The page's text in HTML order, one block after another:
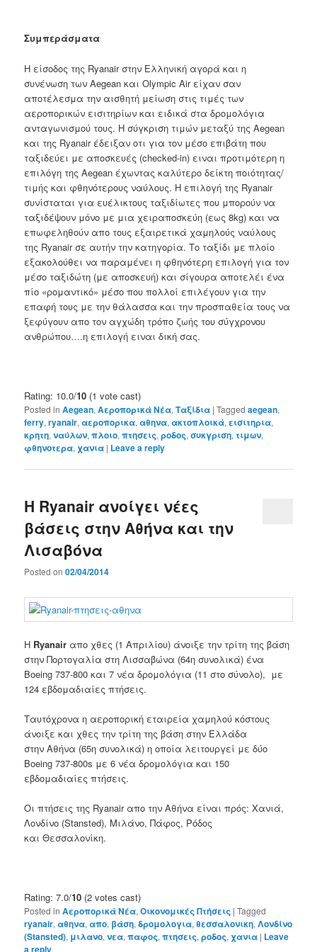
Συμπεράσματα
Η είσοδος της Ryanair στην Ελληνική αγορά και η
συνένωση των Aegean και Olympic Air είχαν σαν
αποτέλεσμα την αισθητή μείωση στις τιμές των
αεροπορικών εισιτηρίων και ειδικά στα δρομολόγια
ανταγωνισμού τους. Η σύγκριση τιμών μεταξύ της Aegean
και της Ryanair έδειξαν οτι για τον μέσο επιβάτη που
ταξιδεύει με αποσκευές (checked-in) ειναι προτιμότερη η
επιλόγη της Aegean έχωντας καλύτερο δείκτη ποιότητας/
τιμής και φθηνότερους ναύλους. Η επιλογή της Ryanair
συνίσταται για ευέλικτους ταξιδίωτες που μπορούν να
ταξιδέψουν μόνο με μια χειραποσκεύη (εως 8kg) και να
επωφεληθούν απο τους εξαιρετικά χαμηλούς ναύλους
της Ryanair σε αυτήν την κατηγορία. Το ταξίδι με πλοίο
εξακολούθει να παραμένει η φθηνότερη επιλογή για τον
μέσο ταξιδώτη (με αποσκευή) και σίγουρα αποτελέι ένα
πίο «ρομαντικό» μέσο που πολλοί επιλέγουν για την
επαφή τους με την θάλασσα και την προσπαθεία τους να
ξεφύγουν απο τον αγχώδη τρόπο ζωής του σύγχρονου
ανθρώπου….η επιλογή ειναι δική σας.
Rating: 10.0/10 (1 vote cast)
Posted in Aegean,Αεροπορικά Νέα,Ταξίδια |Tagged aegean,
ferry,ryanair,αεροπορικα,αθηνα,ακτοπλοικά,εισιτηρια,
κρητη,ναύλων,πλοιο,πτησεις,ροδος,συκγριση,τιμων,
φθηνοτερα, χανια | Leave a reply
Η Ryanair ανοίγει νέες
βάσεις στην Αθήνα και την
Λισαβόνα
Posted on02/04/2014
Η Ryanair απο χθες (1 Απριλίου) άνοιξε την τρίτη της βάση
στην Πορτογαλία στη Λισσαβώνα (64η συνολικά) ένα
Boeing 737-800 και 7 νέα δρομολόγια (11 στο σύνολο), με
124 εβδομαδιαίες πτήσεις.
Ταυτόχρονα η αεροπορική εταιρεία χαμηλού κόστους
άνοιξε και χθες την τρίτη της βάση στην Ελλάδα
στην Αθήνα (65η συνολικά) η οποία λειτουργεί με δύο
Boeing 737-800s με 6 νέα δρομολόγια και 150
εβδομαδιαίες πτήσεις.
Οι πτήσεις της Ryanair απο την Αθήνα είναι πρός: Χανιά,
Λονδίνο (Stansted), Μιλάνο, Πάφος, Ρόδος
και Θεσσαλονίκη.
Rating: 7.0/10 (2 votes cast)
Posted in Αεροπορικά Νέα,Οικονομικές Πτήσεις |Tagged
ryanair,αθηνα,απο, βάση,δρομολογια,θεσσαλονικη,Λονδίνο
(Stansted), μιλανο,νεα,παφος,πτησεις,ροδος, χανια | Leave
a reply